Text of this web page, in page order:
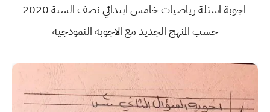
اجوبة اسئلة رياضيات خامس ابتدائي نصف السنة 2020
حسب المنهج الجديد مع الاجوبة النموذجية